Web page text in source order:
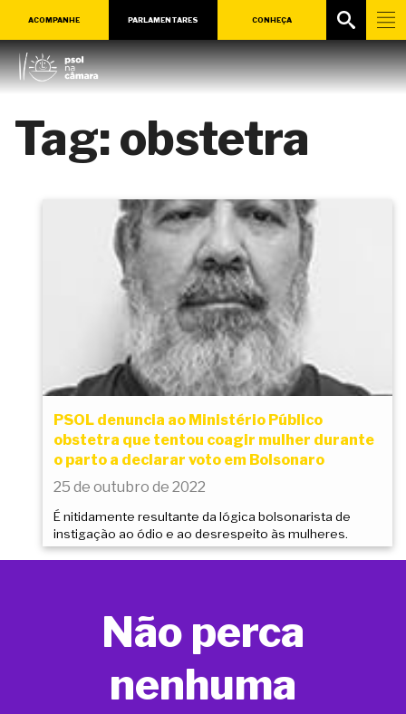
ACOMPANHE PARLAMENTARES CONHEÇA
Tag:obstetra
PSOL denuncia ao Ministério Público
obstetra que tentou coagir mulher durante
o parto a declarar voto em Bolsonaro
25 de outubro de 2022
É nitidamente resultante da lógica bolsonarista de
instigação ao ódio e ao desrespeito às mulheres.
Não perca
nenhuma